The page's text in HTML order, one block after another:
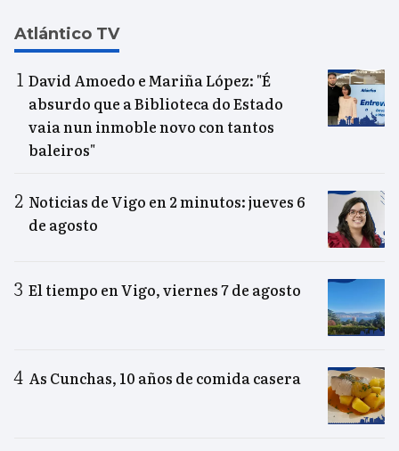
Atlántico TV
David Amoedo e Mariña López: "É
absurdo que a Biblioteca do Estado
vaia nun inmoble novo con tantos
baleiros"
Noticias de Vigo en 2 minutos: jueves 6
de agosto
El tiempo en Vigo, viernes 7 de agosto
As Cunchas, 10 años de comida casera